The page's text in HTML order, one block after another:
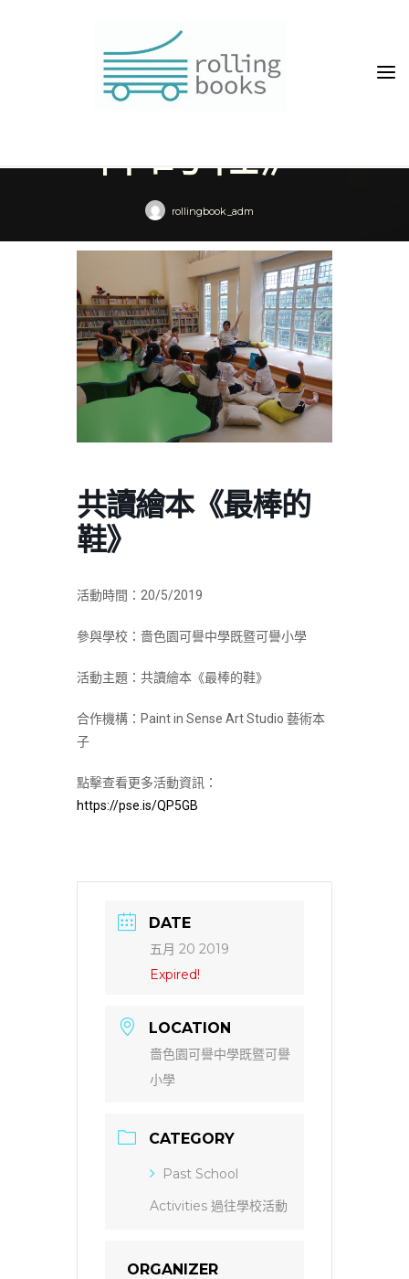
共讀繪本《最
棒的鞋》
rollingbook_adm
共讀繪本《最棒的鞋》
共讀繪本《最棒的
鞋》
活動時間：20/5/2019
參與學校：嗇色園可譽中學既暨可譽小學
活動主題：共讀繪本《最棒的鞋》
合作機構：Paint in Sense Art Studio 藝術本
子
點擊查看更多活動資訊：
https://pse.is/QP5GB
DATE
五月 20 2019
Expired!
LOCATION
嗇色園可譽中學既暨可譽
小學
CATEGORY
Past School
Activities 過往學校活動
ORGANIZER